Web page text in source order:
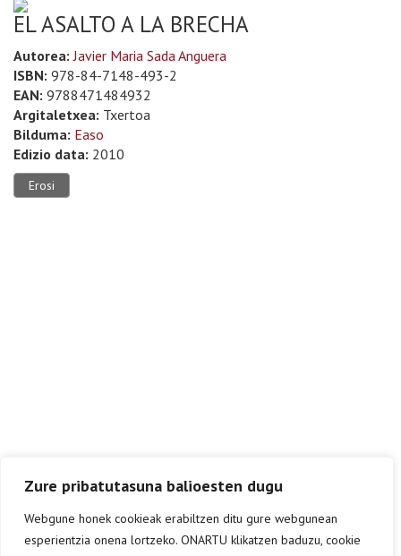
Zure pribatutasuna balioesten dugu
Webgune honek cookieak erabiltzen ditu gure webgunean
esperientzia onena lortzeko. ONARTU klikatzen baduzu, cookie
EL ASALTO A LA BRECHA
Autorea:Javier Maria Sada Anguera
ISBN: 978-84-7148-493-2
EAN: 9788471484932
Argitaletxea: Txertoa
Bilduma: Easo
Edizio data: 2010
Erosi